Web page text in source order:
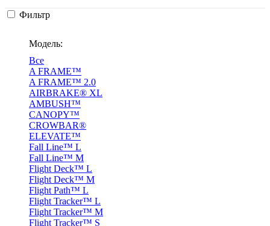
Фильтр
Модель:
Все
A FRAME™
A FRAME™ 2.0
AIRBRAKE® XL
AMBUSH™
CANOPY™
CROWBAR®
ELEVATE™
Fall Line™ L
Fall Line™ M
Flight Deck™ L
Flight Deck™ M
Flight Path™ L
Flight Tracker™ L
Flight Tracker™ M
Flight Tracker™ S